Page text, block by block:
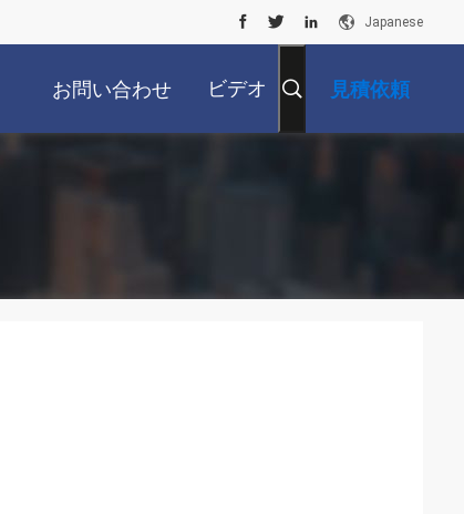
Japanese
お問い合わせ ビデオ 見積依頼